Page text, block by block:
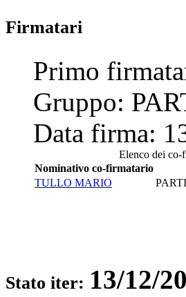
Firmatari
Primo
Gruppo:
Data firma:
Elenco dei co-
Nominativo co-firmatario
TULLO MARIO
Stato iter: 13/12/